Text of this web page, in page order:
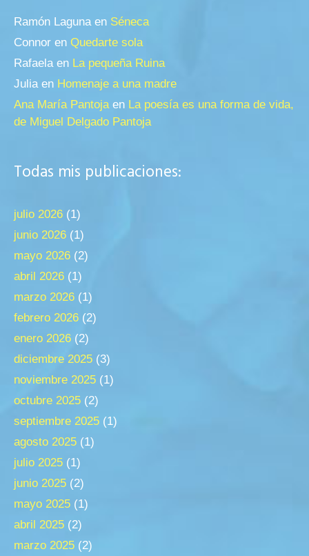
Ramón Lagunaen Séneca
Connor en Quedarte sola
Rafaelaen La pequeña Ruina
Juliaen Homenaje a una madre
Ana María Pantojaen La poesía es una forma de vida,
de Miguel Delgado Pantoja
Todas mis publicaciones:
julio 2026 (1)
junio 2026 (1)
mayo 2026 (2)
abril 2026 (1)
marzo 2026 (1)
febrero 2026 (2)
enero 2026 (2)
diciembre 2025 (3)
noviembre 2025 (1)
octubre 2025 (2)
septiembre 2025 (1)
agosto 2025 (1)
julio 2025 (1)
junio 2025 (2)
mayo 2025 (1)
abril 2025 (2)
marzo 2025 (2)